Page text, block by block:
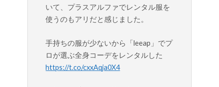
いて、プラスアルファでレンタル服を
使うのもアリだと感じました。
手持ちの服が少ないから「leeap」でプ
ロが選ぶ全身コーデをレンタルした
https://t.co/cxxAqja0X4